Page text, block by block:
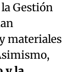
Gestión
materiales